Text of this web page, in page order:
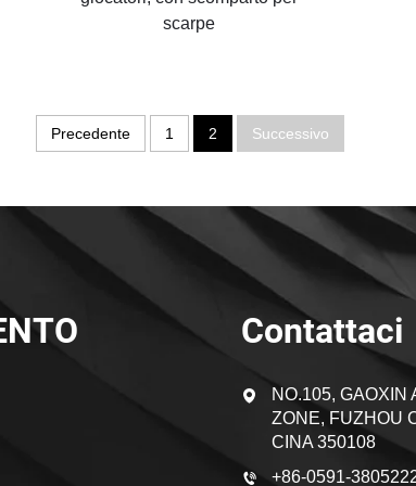
scarpe
Precedente 1 2 Successivo
Contattaci
NO.105, GAOXIN
ZONE, FUZHOU
CINA 350108
+86-0591-